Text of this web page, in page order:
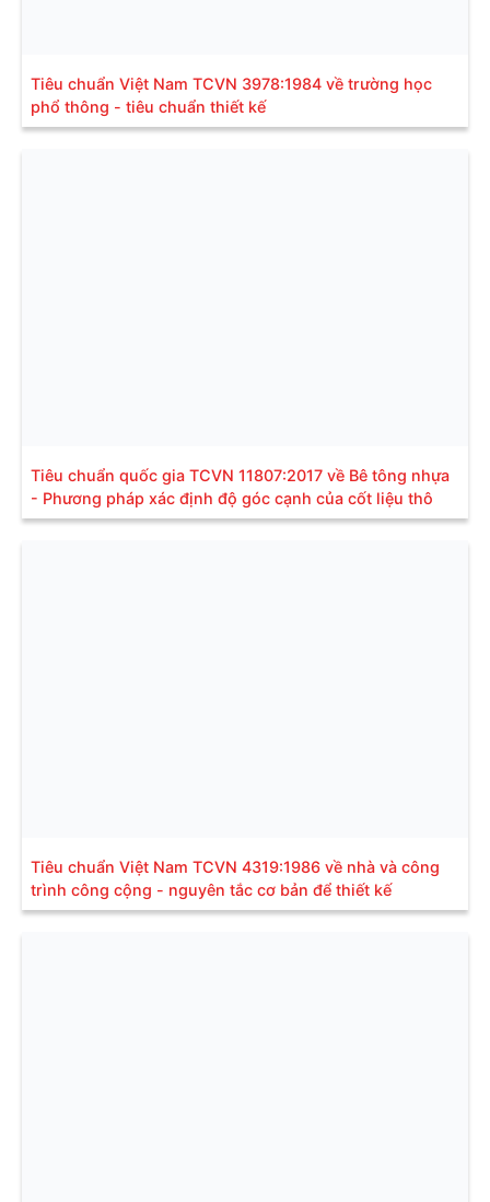
Tiêu chuẩn Việt Nam TCVN 3978:1984 về trường học
phổ thông - tiêu chuẩn thiết kế
Tiêu chuẩn quốc gia TCVN 11807:2017 về Bê tông nhựa
- Phương pháp xác định độ góc cạnh của cốt liệu thô
Tiêu chuẩn Việt Nam TCVN 4319:1986 về nhà và công
trình công cộng - nguyên tắc cơ bản để thiết kế